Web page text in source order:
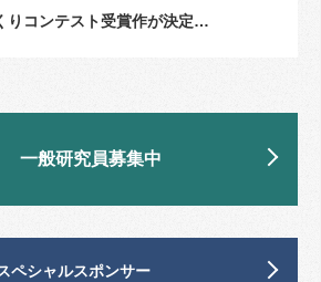
りコンテスト受賞作が決定…
一般研究員募集中
ペシャルスポンサー